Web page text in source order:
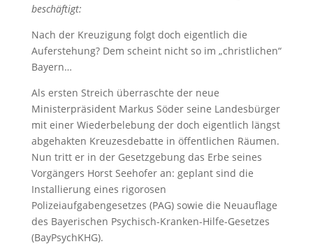
beschäftigt:
Nach der Kreuzigung folgt doch eigentlich die
Auferstehung? Dem scheint nicht so im „christlichen“
Bayern…
Als ersten Streich überraschte der neue
Ministerpräsident Markus Söder seine Landesbürger
mit einer Wiederbelebung der doch eigentlich längst
abgehakten Kreuzesdebatte in öffentlichen Räumen.
Nun tritt er in der Gesetzgebung das Erbe seines
Vorgängers Horst Seehofer an: geplant sind die
Installierung eines rigorosen
Polizeiaufgabengesetzes (PAG) sowie die Neuauflage
des Bayerischen Psychisch-Kranken-Hilfe-Gesetzes
(BayPsychKHG).